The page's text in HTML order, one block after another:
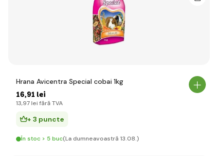
Hrana Avicentra Special cobai 1kg
16,91 lei
13,97 lei fără TVA
+ 3 puncte
În stoc > 5 buc(La dumneavoastră 13.08.)